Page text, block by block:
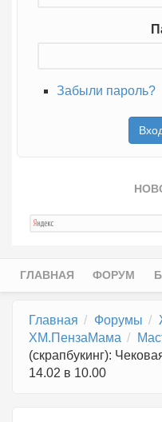
Забыли пароль?
Главное меню
ГЛАВНАЯ ФОРУМ
Главная Форумы
ХМ.ПензаМама
(скрапбукинг):
14.02 в 10.00